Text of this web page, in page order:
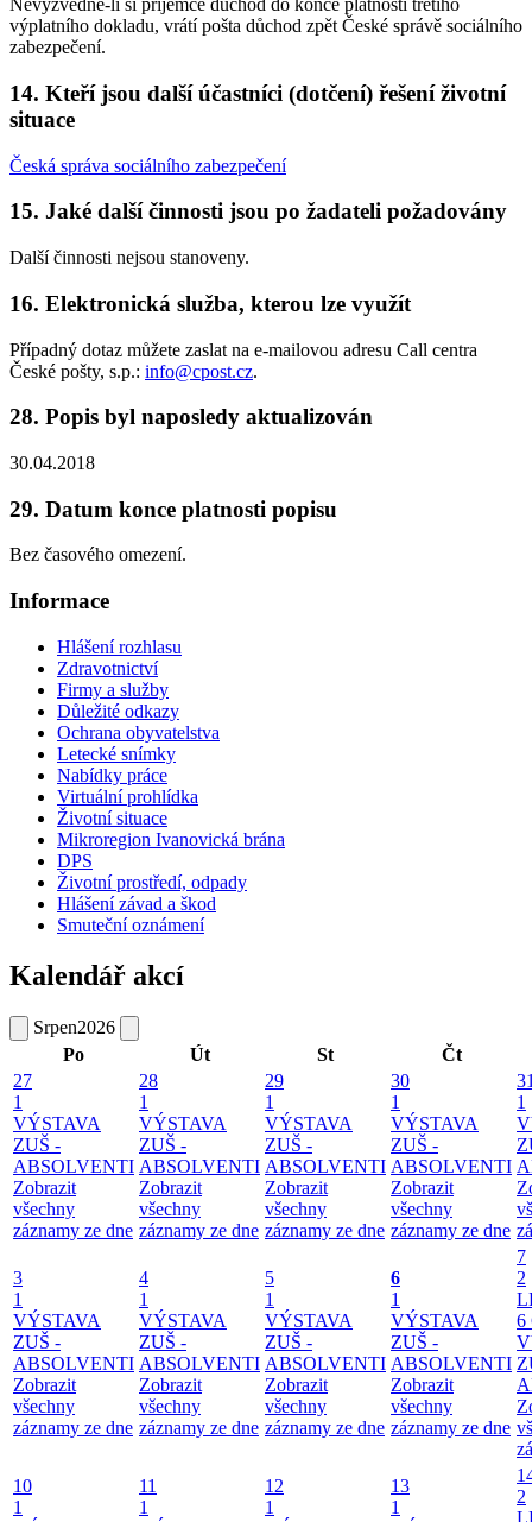
Nevyzvedne-li si příjemce důchod do konce platnosti třetího
výplatního dokladu, vrátí pošta důchod zpět České správě sociálního
zabezpečení.
14. Kteří jsou další účastníci (dotčení) řešení životní
situace
Česká správa sociálního zabezpečení
15. Jaké další činnosti jsou po žadateli požadovány
Další činnosti nejsou stanoveny.
16. Elektronická služba, kterou lze využít
Případný dotaz můžete zaslat na e-mailovou adresu Call centra
České pošty, s.p.: info@cpost.cz.
28. Popis byl naposledy aktualizován
30.04.2018
29. Datum konce platnosti popisu
Bez časového omezení.
Informace
Hlášení rozhlasu
Zdravotnictví
Firmy a služby
Důležité odkazy
Ochrana obyvatelstva
Letecké snímky
Nabídky práce
Virtuální prohlídka
Životní situace
Mikroregion Ivanovická brána
DPS
Životní prostředí, odpady
Hlášení závad a škod
Smuteční oznámení
Kalendář akcí
Srpen2026
Po
Út St
Čt
27
1
VÝSTAVA
ZUŠ -
ABSOLVENTI
Zobrazit
všechny
záznamy ze dne
28
1
VÝSTAVA
ZUŠ -
ABSOLVENTI
Zobrazit
všechny
záznamy ze dne
29
1
VÝSTAVA
ZUŠ -
ABSOLVENTI
Zobrazit
všechny
záznamy ze dne
30
1
VÝSTAVA
ZUŠ -
ABSOLVENTI
Zobrazit
všechny
záznamy ze dne
1
3
1
VÝSTAVA
ZUŠ -
ABSOLVENTI
Zobrazit
všechny
záznamy ze dne
4
1
VÝSTAVA
ZUŠ -
ABSOLVENTI
Zobrazit
všechny
záznamy ze dne
5
1
VÝSTAVA
ZUŠ -
ABSOLVENTI
Zobrazit
všechny
záznamy ze dne
6
1
VÝSTAVA
ZUŠ -
ABSOLVENTI
Zobrazit
všechny
záznamy ze dne
7
2
6
10
1
11
1
12
1
13
1
2